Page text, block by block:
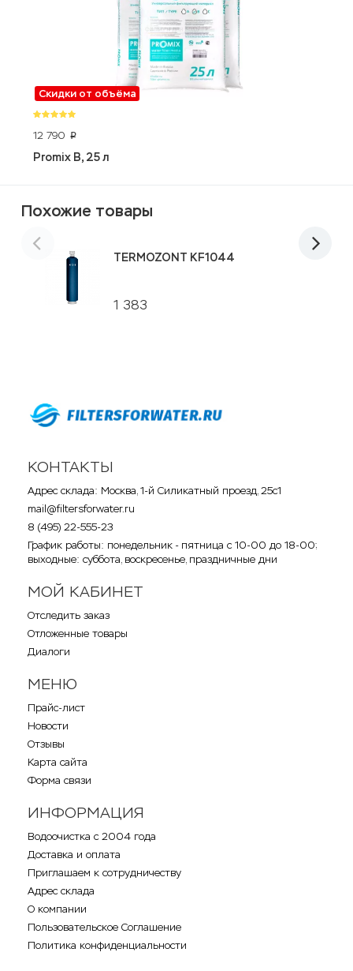
Скидки от объёма
12 790 p
Promix B, 25 л
Похожие товары
1 383
TERMOZONT KF1044
КОНТАКТЫ
Адрес склада: Москва, 1-й Силикатный проезд, 25с1
mail@filtersforwater.ru
8 (495) 22-555-23
График работы: понедельник - пятница с 10-00 до 18-00;
выходные: суббота, воскресенье, праздничные дни
МОЙ КАБИНЕТ
Отследить заказ
Отложенные товары
Диалоги
МЕНЮ
Прайс-лист
Новости
Отзывы
Карта сайта
Форма связи
ИНФОРМАЦИЯ
Водоочистка с 2004 года
Доставка и оплата
Приглашаем к сотрудничеству
Адрес склада
О компании
Пользовательское Соглашение
Политика конфиденциальности